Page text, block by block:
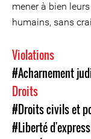
mener à bien
humains, sans
Violations
#Acharnement
Droits
#Droits civils et
#Liberté